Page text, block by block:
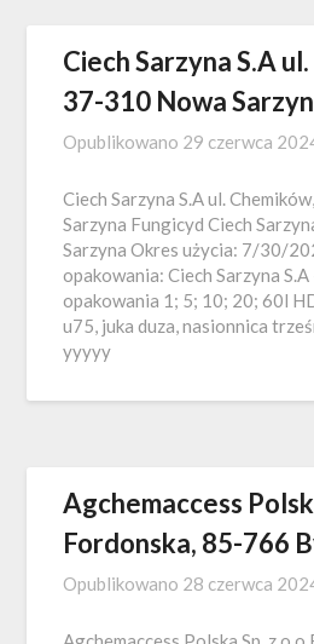
Ciech Sarzyna S.A
37-310 Nowa
Opublikowano 29 czerwca
Ciech Sarzyna S.A ul.
Sarzyna Fungicyd Ciech
Sarzyna Okres użycia: 7/30/
opakowania: Ciech Sarzyna
opakowania 1; 5; 10; 20; 60l
u75, juka duza, nasionnica
yyyyy
Agchemaccess
Fordonska, 85-766
Opublikowano 28 czerwca